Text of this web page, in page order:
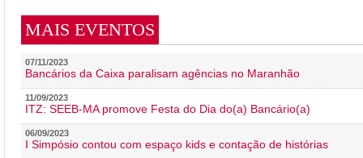
MAIS EVENTOS
07/11/2023
Bancários da Caixa paralisam agências no Maranhão
11/09/2023
ITZ: SEEB-MA promove Festa do Dia do(a) Bancário(a)
06/09/2023
I Simpósio contou com espaço kids e contação de histórias